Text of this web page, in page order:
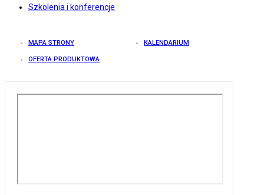
Szkolenia i konferencje
MAPA STRONY KALENDARIUM
OFERTA PRODUKTOWA